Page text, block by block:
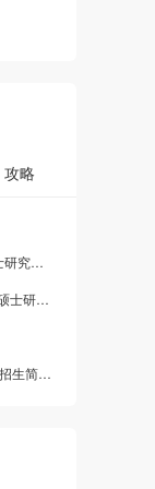
攻略
中钢集团天津地质研究院有限公司2025年硕士研究生招生简章公布
25考研:中国科学院上海硅酸盐研究所2025年硕士研究生招生简章公布
2025招简:哈尔滨师范大学2025年硕士研究生招生简章公布